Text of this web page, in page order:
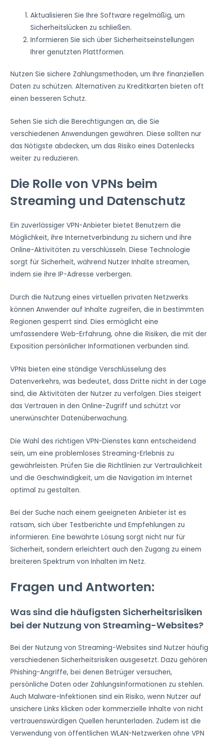
Aktualisieren Sie Ihre Software regelmäßig, um
Sicherheitslücken zu schließen.
Informieren Sie sich über Sicherheitseinstellungen
Ihrer genutzten Plattformen.
Nutzen Sie sichere Zahlungsmethoden, um Ihre finanziellen
Daten zu schützen. Alternativen zu Kreditkarten bieten oft
einen besseren Schutz.
Sehen Sie sich die Berechtigungen an, die Sie
verschiedenen Anwendungen gewähren. Diese sollten nur
das Nötigste abdecken, um das Risiko eines Datenlecks
weiter zu reduzieren.
Die Rolle von VPNs beim
Streaming und Datenschutz
Ein zuverlässiger VPN-Anbieter bietet Benutzern die
Möglichkeit, ihre Internetverbindung zu sichern und ihre
Online-Aktivitäten zu verschlüsseln. Diese Technologie
sorgt für Sicherheit, während Nutzer Inhalte streamen,
indem sie ihre IP-Adresse verbergen.
Durch die Nutzung eines virtuellen privaten Netzwerks
können Anwender auf Inhalte zugreifen, die in bestimmten
Regionen gesperrt sind. Dies ermöglicht eine
umfassendere Web-Erfahrung, ohne die Risiken, die mit der
Exposition persönlicher Informationen verbunden sind.
VPNs bieten eine ständige Verschlüsselung des
Datenverkehrs, was bedeutet, dass Dritte nicht in der Lage
sind, die Aktivitäten der Nutzer zu verfolgen. Dies steigert
das Vertrauen in den Online-Zugriff und schützt vor
unerwünschter Datenüberwachung.
Die Wahl des richtigen VPN-Dienstes kann entscheidend
sein, um eine problemloses Streaming-Erlebnis zu
gewährleisten. Prüfen Sie die Richtlinien zur Vertraulichkeit
und die Geschwindigkeit, um die Navigation im Internet
optimal zu gestalten.
Bei der Suche nach einem geeigneten Anbieter ist es
ratsam, sich über Testberichte und Empfehlungen zu
informieren. Eine bewährte Lösung sorgt nicht nur für
Sicherheit, sondern erleichtert auch den Zugang zu einem
breiteren Spektrum von Inhalten im Netz.
Fragen und Antworten:
Was sind die häufigsten Sicherheitsrisiken
bei der Nutzung von Streaming-Websites?
Bei der Nutzung von Streaming-Websites sind Nutzer häufig
verschiedenen Sicherheitsrisiken ausgesetzt. Dazu gehören
Phishing-Angriffe, bei denen Betrüger versuchen,
persönliche Daten oder Zahlungsinformationen zu stehlen.
Auch Malware-Infektionen sind ein Risiko, wenn Nutzer auf
unsichere Links klicken oder kommerzielle Inhalte von nicht
vertrauenswürdigen Quellen herunterladen. Zudem ist die
Verwendung von öffentlichen WLAN-Netzwerken ohne VPN